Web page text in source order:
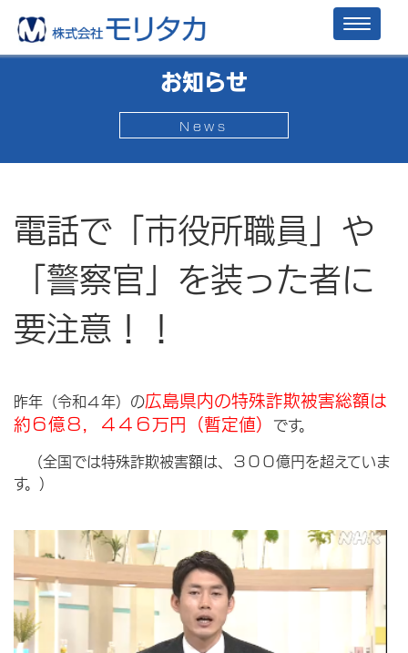
お知らせ
News
電話で「市役所職員」や
「警察官」を装った者に
要注意！！
昨年（令和４年）の広島県内の特殊詐欺被害総額は
約６億８，４４６万円（暫定値） です。
（全国では特殊詐欺被害額は、３００億円を超えていま
す。）